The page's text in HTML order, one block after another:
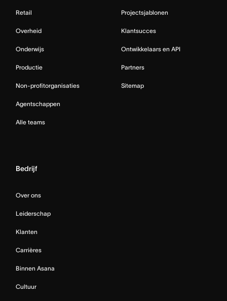
Retail
Overheid
Onderwijs
Productie
Non-profitorganisaties
Agentschappen
Alle teams
Projectsjablonen
Klantsucces
Ontwikkelaars en API
Partners
Sitemap
Bedrijf
Over ons
Leiderschap
Klanten
Carrières
Binnen Asana
Cultuur